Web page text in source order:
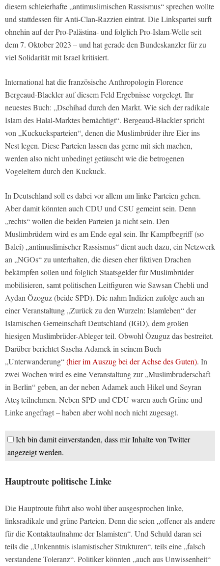
diesem schleierhafte „antimuslimischen Rassismus“ sprechen wollte
und stattdessen für Anti-Clan-Razzien eintrat. Die Linkspartei surft
ohnehin auf der Pro-Palästina- und folglich Pro-Islam-Welle seit
dem 7. Oktober 2023 – und hat gerade den Bundeskanzler für zu
viel Solidarität mit Israel kritisiert.
International hat die französische Anthropologin Florence
Bergeaud-Blackler auf diesem Feld Ergebnisse vorgelegt. Ihr
neuestes Buch: „Dschihad durch den Markt. Wie sich der radikale
Islam des Halal-Marktes bemächtigt“. Bergeaud-Blackler spricht
von „Kuckucksparteien“, denen die Muslimbrüder ihre Eier ins
Nest legen. Diese Parteien lassen das gerne mit sich machen,
werden also nicht unbedingt getäuscht wie die betrogenen
Vogeleltern durch den Kuckuck.
In Deutschland soll es dabei vor allem um linke Parteien gehen.
Aber damit könnten auch CDU und CSU gemeint sein. Denn
„rechts“ wollen die beiden Parteien ja nicht sein. Den
Muslimbrüdern wird es am Ende egal sein. Ihr Kampfbegriff (so
Balci) „antimuslimischer Rassismus“ dient auch dazu, ein Netzwerk
an „NGOs“ zu unterhalten, die diesen eher fiktiven Drachen
bekämpfen sollen und folglich Staatsgelder für Muslimbrüder
mobilisieren, samt politischen Leitfiguren wie Sawsan Chebli und
Aydan Özoguz (beide SPD). Die nahm Indizien zufolge auch an
einer Veranstaltung „Zurück zu den Wurzeln: Islamleben“ der
Islamischen Gemeinschaft Deutschland (IGD), dem großen
hiesigen Muslimbrüder-Ableger teil. Obwohl Özuguz das bestreitet.
Darüber berichtet Sascha Adamek in seinem Buch
„Unterwanderung“(hier im Auszug bei der Achse des Guten). In
zwei Wochen wird es eine Veranstaltung zur „Muslimbruderschaft
in Berlin“ geben, an der neben Adamek auch Hikel und Seyran
Ateş teilnehmen. Neben SPD und CDU waren auch Grüne und
Linke angefragt – haben aber wohl noch nicht zugesagt.
Ich bin damit einverstanden, dass mir Inhalte von Twitter
angezeigt werden.
Hauptroute politische Linke
Die Hauptroute führt also wohl über ausgesprochen linke,
linksradikale und grüne Parteien. Denn die seien „offener als andere
für die Kontaktaufnahme der Islamisten“. Und Schuld daran sei
teils die „Unkenntnis islamistischer Strukturen“, teils eine „falsch
verstandene Toleranz“. Politiker könnten „auch aus Unwissenheit“